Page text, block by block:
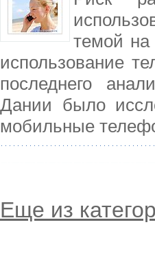
темой на
использование
последнего
Дании было
мобильные
Еще из